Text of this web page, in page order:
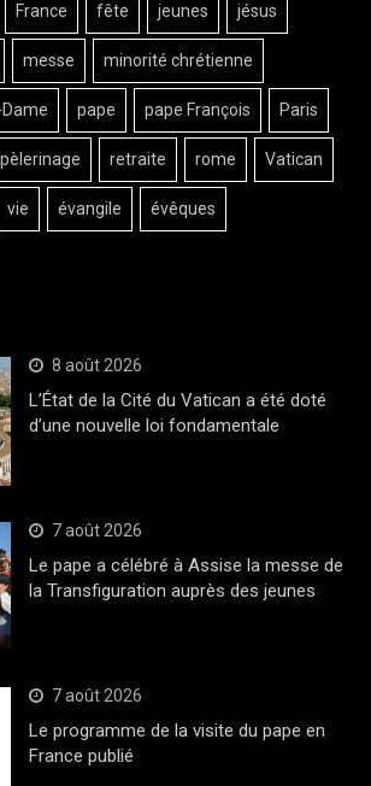
France fête jeunes jésus
messe minorité chrétienne
pape pape François Paris
pèlerinage retraite rome Vatican
vie évangile évêques
8 août 2026
L’État de la Cité du Vatican a été doté
d’une nouvelle loi fondamentale
7 août 2026
Le pape a célébré à Assise la messe de
la Transfiguration auprès des jeunes
7 août 2026
Le programme de la visite du pape en
France publié